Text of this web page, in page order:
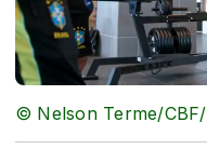
© Nelson Terme/